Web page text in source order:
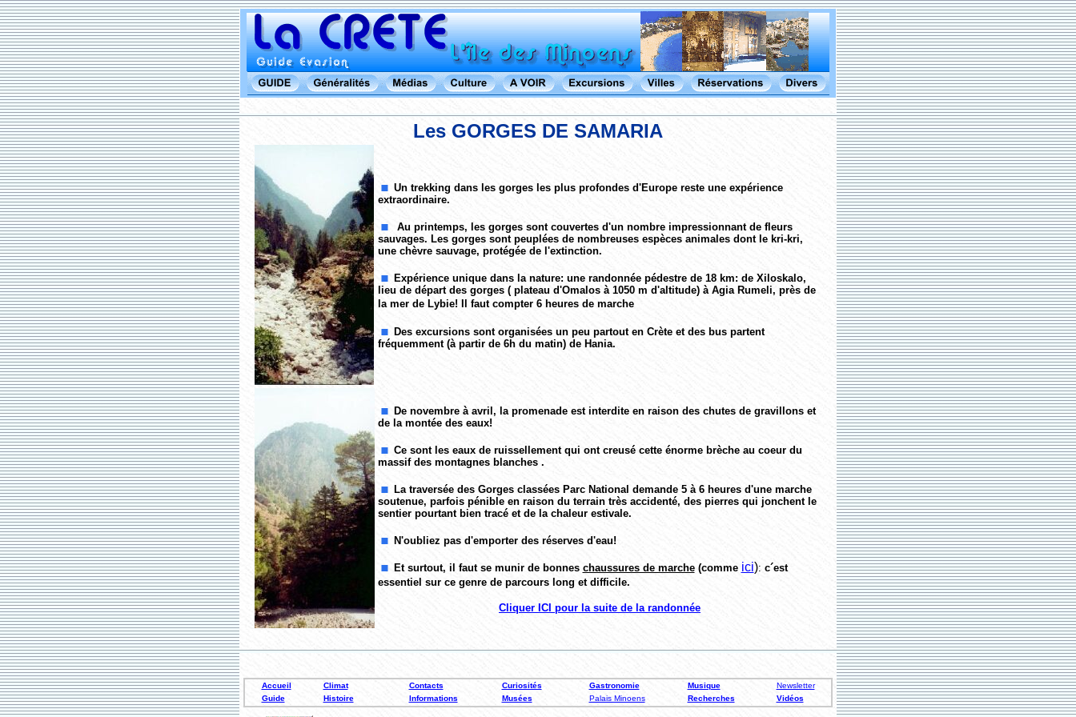
Les GORGES DE SAMARIA
Un trekking dans les gorges les plus profondes d'Europe reste une expérience
extraordinaire.
Au printemps, les gorges sont couvertes d'un nombre impressionnant de fleurs
sauvages. Les gorges sont peuplées de nombreuses espèces animales dont le kri-kri,
une chèvre sauvage, protégée de l'extinction.
Expérience unique dans la nature: une randonnée pédestre de 18 km: de Xiloskalo,
lieu de départ des gorges( plateau d'Omalos à 1050 m d'altitude) à Agia Rumeli, près de
la mer de Lybie!
Il faut compter 6 heures de marche
Des excursions sont organisées un peu partout en Crète et des bus partent
fréquemment (à partir de 6h du matin) de Hania.
De novembre à avril, la promenade est interdite en raison des chutes de gravillons et
de la montée des eaux!
Ce sont les eaux de ruissellement qui ont creusé cette énorme brèche au coeur du
massif des montagnes blanches .
La traversée des Gorges classées Parc National demande 5 à 6 heures d'une marche
soutenue, parfois pénible en raison du terrain très accidenté, des pierres qui jonchent le
sentier pourtant bien tracé et de la chaleur estivale.
N'oubliez pas d'emporter des réserves d'eau!
Et surtout, il faut se munir de bonnes chaussures de marche(comme ici): c´est
essentiel sur ce genre de parcours long et difficile.
Cliquer ICI pour la suite de la randonnée
Accueil Climat Contacts Curiosités Gastronomie Musique
Newsletter
Guide
Histoire Informations Musées Palais Minoens Recherches Vidéos